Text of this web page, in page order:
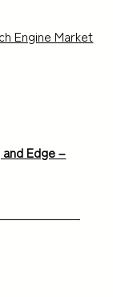
Engine Market
Edge –